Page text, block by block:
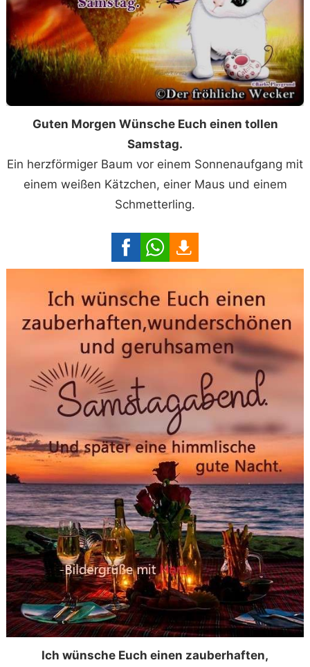
Guten Morgen Wünsche Euch einen tollen
Samstag.
Ein herzförmiger Baum vor einem Sonnenaufgang mit
einem weißen Kätzchen, einer Maus und einem
Schmetterling.
Ich wünsche Euch einen zauberhaften,